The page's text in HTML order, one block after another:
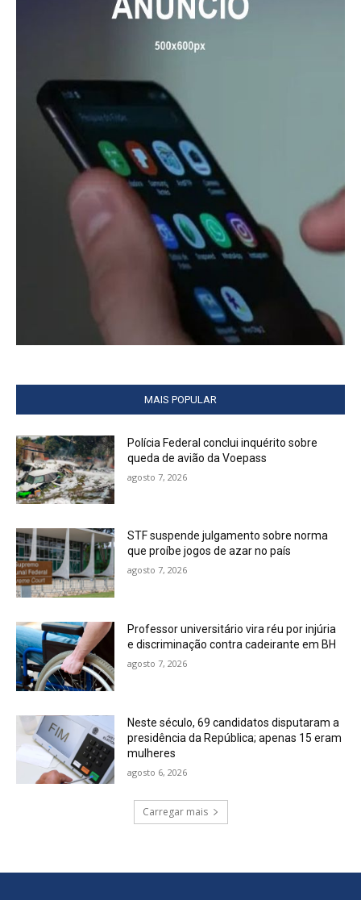
MAIS POPULAR
Polícia Federal conclui inquérito sobre
queda de avião da Voepass
agosto 7, 2026
STF suspende julgamento sobre norma
que proíbe jogos de azar no país
agosto 7, 2026
Professor universitário vira réu por injúria
e discriminação contra cadeirante em BH
agosto 7, 2026
Neste século, 69 candidatos disputaram a
presidência da República; apenas 15 eram
mulheres
agosto 6, 2026
Carregar mais